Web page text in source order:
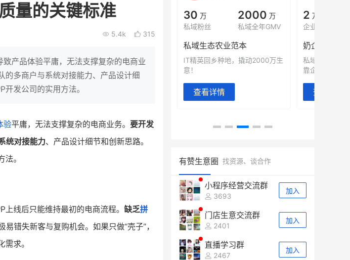
量的关键标准
5.4k 315
产品体验平庸，无法支撑复杂的电商业
的多商户与系统对接能力、产品设计细
发公司的实用方法。
验平庸，无法支撑复杂的电商业务。 要开发
统对接能力、产品设计细节和创新思路。
。
上线后只能维持最初的电商流程。 缺乏拼
易错失新客与复购机会。如果只做“壳子”，
求。
有货源没流量？母婴馆如何破局
销冠，转战私
200 万
200
这家女装连锁如何借有赞破局新
零售？
查看详情
30 万
私域粉丝
2000 万
私域全年GMV
私域生态农业范本
IT精英回乡种地，撬动2000万生
意！
查看详情
2 万人
奶企靠企业
私域样本打法
靠企业微信实
查看详情
有赞生意圈 找资源、谈合作
小程序经营交流群
3693
加入
门店生意交流群
2401
加入
直播学习群
2467
加入